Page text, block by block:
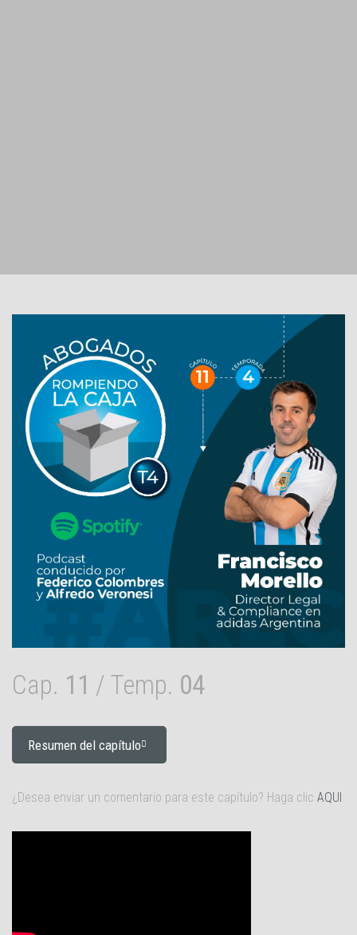
Cap. 11 / Temp. 04
Resumen del capítulo
¿Desea enviar un comentario para este capítulo? Haga clic AQUI